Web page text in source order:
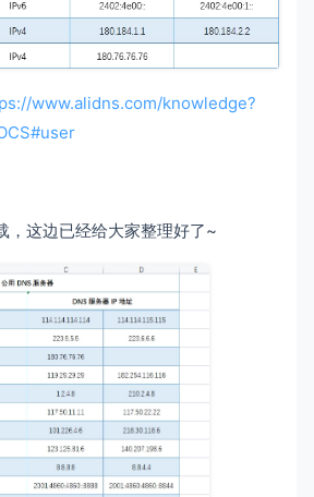
www.alidns.com/knowledge?
，这边已经给大家整理好了~